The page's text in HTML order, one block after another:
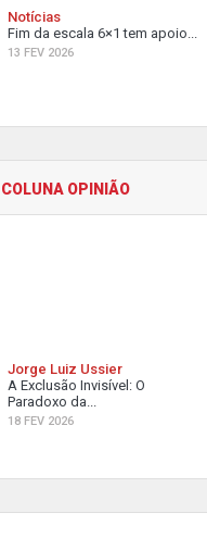
Notícias
Fim da escala 6×1 tem apoio...
13 FEV 2026
COLUNA OPINIÃO
Jorge Luiz Ussier
A Exclusão Invisível: O
Paradoxo da...
18 FEV 2026